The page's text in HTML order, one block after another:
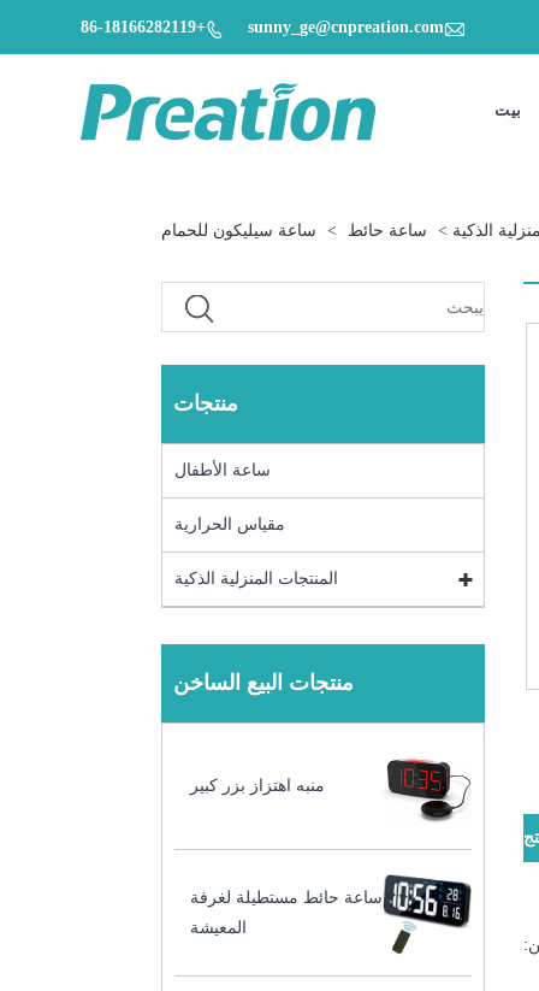

sunny_ge@cnpreation.com

+86-18166282119
بيت
الذكية > ساعة حائط > ساعة سيليكون للحمام
منتجات
ساعة الأطفال
مقياس الحرارية
المنتجات المنزلية الذكية
منتجات البيع الساخن
منبه اهتزاز بزر كبير
ساعة حائط مستطيلة لغرفة
المعيشة